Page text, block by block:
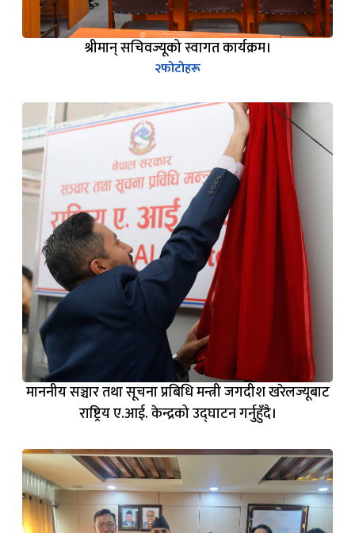
श्रीमान् सचिवज्यूको स्वागत कार्यक्रम।
२फोटोहरू
माननीय सञ्चार तथा सूचना प्रबिधि मन्त्री जगदीश खरेलज्यूबाट
राष्ट्रिय ए.आई. केन्द्रको उद्घाटन गर्नुहुँदै।